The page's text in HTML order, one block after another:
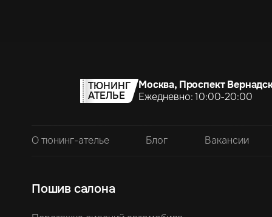
ТЮНИНГ
АТЕЛЬЕ
Москва, Проспект
Ежедневно: 10:00-20:00
О тюнинг-ателье Блог Вакансии
Пошив салона